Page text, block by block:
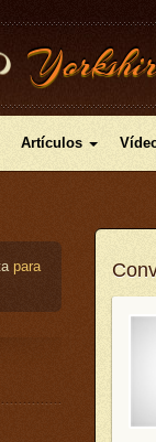
Artículos
para